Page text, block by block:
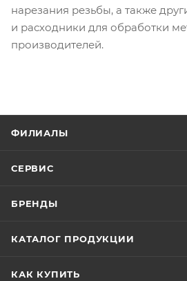
нарезания резьбы, а также
и расходники для обработки
производителей.
ФИЛИАЛЫ
СЕРВИС
БРЕНДЫ
КАТАЛОГ ПРОДУКЦИИ
КАК КУПИТЬ